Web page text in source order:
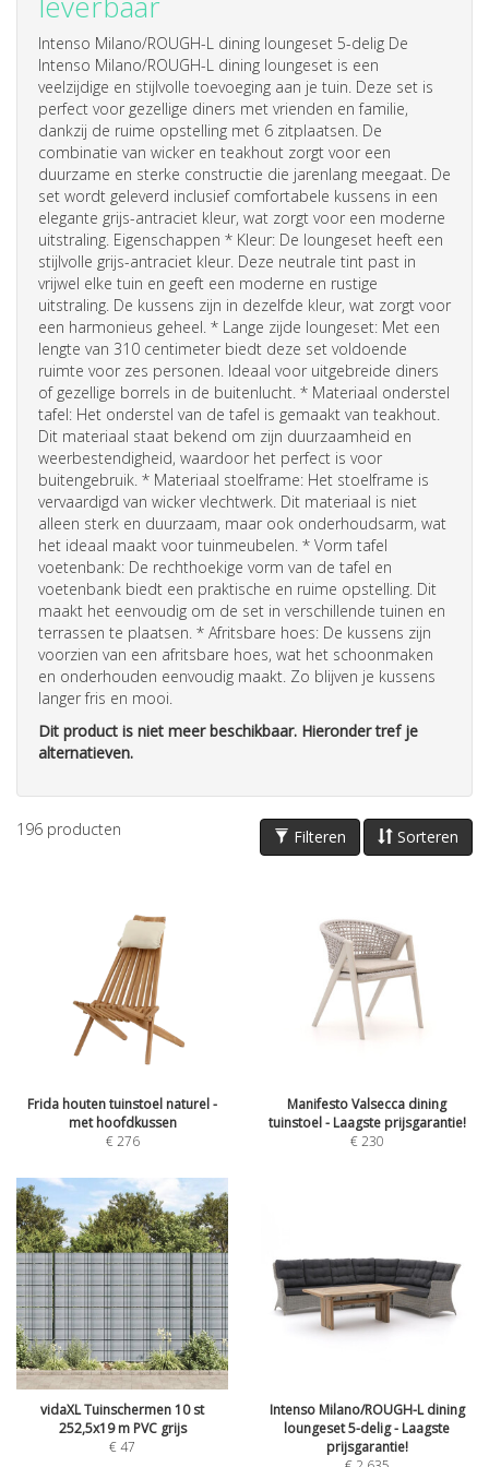
Intenso Milano/ROUGH-L dining loungeset 5-delig De
Intenso Milano/ROUGH-L dining loungeset is een
veelzijdige en stijlvolle toevoeging aan je tuin. Deze set is
perfect voor gezellige diners met vrienden en familie,
dankzij de ruime opstelling met 6 zitplaatsen. De
combinatie van wicker en teakhout zorgt voor een
duurzame en sterke constructie die jarenlang meegaat. De
set wordt geleverd inclusief comfortabele kussens in een
elegante grijs-antraciet kleur, wat zorgt voor een moderne
uitstraling. Eigenschappen * Kleur: De loungeset heeft een
stijlvolle grijs-antraciet kleur. Deze neutrale tint past in
vrijwel elke tuin en geeft een moderne en rustige
uitstraling. De kussens zijn in dezelfde kleur, wat zorgt voor
een harmonieus geheel. * Lange zijde loungeset: Met een
lengte van 310 centimeter biedt deze set voldoende
ruimte voor zes personen. Ideaal voor uitgebreide diners
of gezellige borrels in de buitenlucht. * Materiaal onderstel
tafel: Het onderstel van de tafel is gemaakt van teakhout.
Dit materiaal staat bekend om zijn duurzaamheid en
weerbestendigheid, waardoor het perfect is voor
buitengebruik. * Materiaal stoelframe: Het stoelframe is
vervaardigd van wicker vlechtwerk. Dit materiaal is niet
alleen sterk en duurzaam, maar ook onderhoudsarm, wat
het ideaal maakt voor tuinmeubelen. * Vorm tafel
voetenbank: De rechthoekige vorm van de tafel en
voetenbank biedt een praktische en ruime opstelling. Dit
maakt het eenvoudig om de set in verschillende tuinen en
terrassen te plaatsen. * Afritsbare hoes: De kussens zijn
voorzien van een afritsbare hoes, wat het schoonmaken
en onderhouden eenvoudig maakt. Zo blijven je kussens
langer fris en mooi.
Dit product is niet meer beschikbaar. Hieronder tref je
alternatieven.
Sorteren
Filteren
196 producten
Frida houten tuinstoel naturel -
met hoofdkussen
€276
Manifesto Valsecca dining
tuinstoel - Laagste prijsgarantie!
€230
vidaXL Tuinschermen 10 st
252,5x19 m PVC grijs
€47
Intenso Milano/ROUGH-L dining
loungeset 5-delig - Laagste
prijsgarantie!